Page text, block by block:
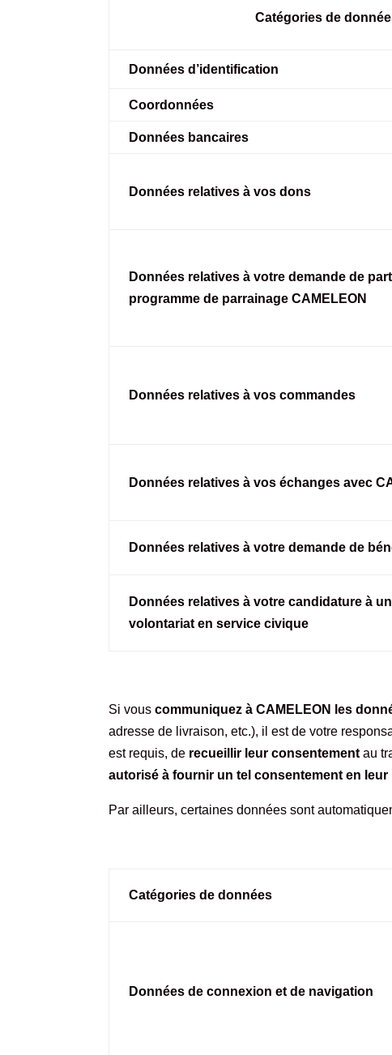
Catégories de
Données d’identification
Coordonnées
Données bancaires
Données relatives à vos dons
Données relatives à votre demande de
programme de parrainage CAMELEON
Données relatives à vos commandes
Données relatives à vos échanges avec
Données relatives à votre demande de
Données relatives à votre candidature à
volontariat en service civique
Si vouscommuniquez à CAMELEON les
adresse de livraison, etc.), il est de votre
est requis, de recueillir leur consentement au
autorisé à fournir un tel consentement en leur
Par ailleurs, certaines données sont
Catégories de données
Données de connexion et de navigation